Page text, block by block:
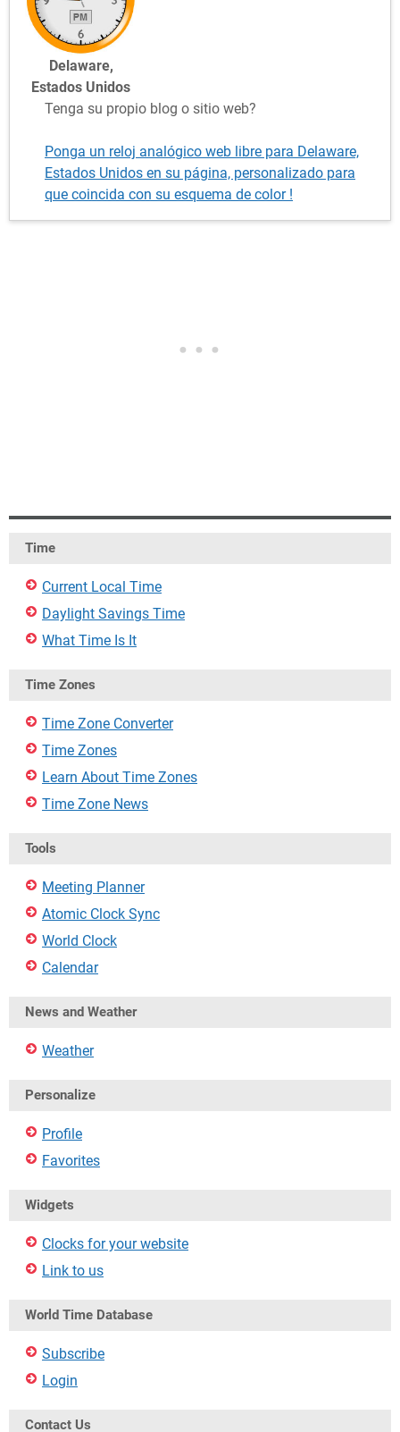
Delaware,
Estados Unidos
Tenga su propio blog o sitio web?
Ponga un reloj analógico web libre para Delaware,
Estados Unidos en su página, personalizado para
que coincida con su esquema de color !
Time
Current Local Time
Daylight Savings Time
What Time Is It
Time Zones
Time Zone Converter
Time Zones
Learn About Time Zones
Time Zone News
Tools
Meeting Planner
Atomic Clock Sync
World Clock
Calendar
News and Weather
Weather
Personalize
Profile
Favorites
Widgets
Clocks for your website
Link to us
World Time Database
Subscribe
Login
Contact Us